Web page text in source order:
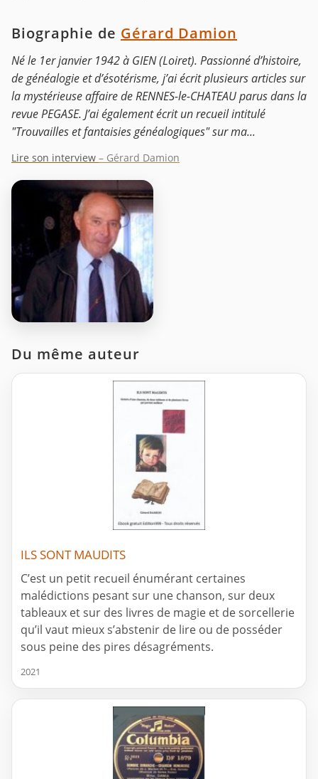
Biographie de Gérard Damion
Né le 1er janvier 1942 à GIEN (Loiret). Passionné d’histoire,
de généalogie et d’ésotérisme, j’ai écrit plusieurs articles sur
la mystérieuse affaire de RENNES-le-CHATEAU parus dans la
revue PEGASE. J’ai également écrit un recueil intitulé
"Trouvailles et fantaisies généalogiques" sur ma...
Lire son interview – Gérard Damion
Du même auteur
ILS SONT MAUDITS
C’est un petit recueil énumérant certaines
malédictions pesant sur une chanson, sur deux
tableaux et sur des livres de magie et de sorcellerie
qu’il vaut mieux s’abstenir de lire ou de posséder
sous peine des pires désagréments.
2021